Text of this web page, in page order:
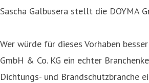
Sascha Galbusera stellt die DOYMA
Wer würde für dieses Vorhaben
GmbH & Co. KG ein echter
Dichtungs- und Brandschutzbranche